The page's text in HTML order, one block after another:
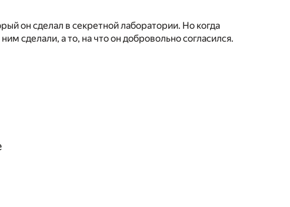
он сделал в секретной лаборатории. Но когда
сделали, а то, на что он добровольно согласился.